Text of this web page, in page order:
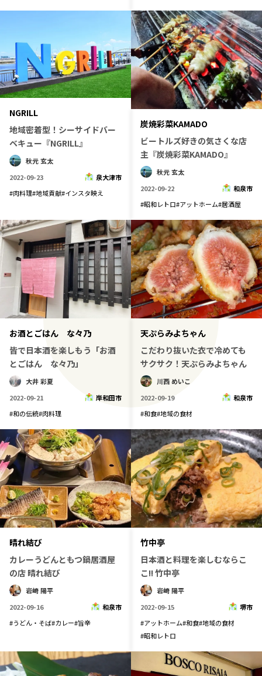
NGRILL
地域密着型！シーサイドバー
ベキュー『NGRILL』
秋元 玄太
2022-09-23
泉大津市
#肉料理#地域貢献#インスタ映え
炭焼彩菜KAMADO
ビートルズ好きの気さくな店
主『炭焼彩菜KAMADO』
秋元 玄太
2022-09-22
和泉市
#昭和レトロ#アットホーム#居酒屋
お酒とごはん な々乃
皆で日本酒を楽しもう「お酒
とごはん な々乃」
大井 彩夏
2022-09-21
岸和田市
#和の伝統#肉料理
天ぷらみよちゃん
こだわり抜いた衣で冷めても
サクサク！天ぷらみよちゃん
川西 めいこ
2022-09-19
和泉市
#和食#地域の食材
晴れ結び
カレーうどんともつ鍋居酒屋
の店 晴れ結び
岩崎 陽平
2022-09-16
和泉市
#うどん・そば#カレー#旨辛
竹中亭
日本酒と料理を楽しむならこ
こ!! 竹中亭
岩崎 陽平
2022-09-15
堺市
#アットホーム#和食#地域の食材
#昭和レトロ